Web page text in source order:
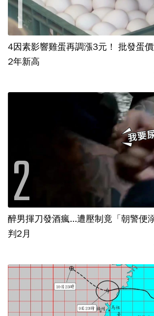
4因素影響雞蛋再調漲3元！ 批發蛋
2年新高
醉男揮刀發酒瘋...遭壓制竟「朝警便
判2月